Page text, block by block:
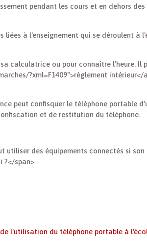
pendant les cours et en dehors
à l'enseignement qui se déroulent à
calculatrice ou pour connaître l'heure.
?xml=F1409">règlement intérieur</
peut confisquer le téléphone portable
et de restitution du téléphone.
des équipements connectés si
?</span>
l'utilisation du téléphone portable à